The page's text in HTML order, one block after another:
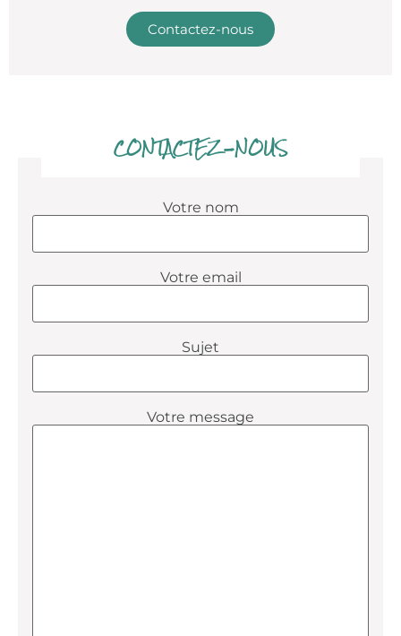
Contactez-nous
CONTACTEZ-NOUS
Votre nom
Votre email
Sujet
Votre message